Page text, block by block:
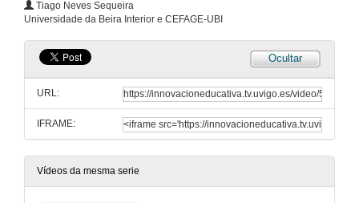
Tiago Neves Sequeira
Universidade da Beira Interior e CEFAGE-UBI
Ocultar
URL:
IFRAME:
Vídeos da mesma serie